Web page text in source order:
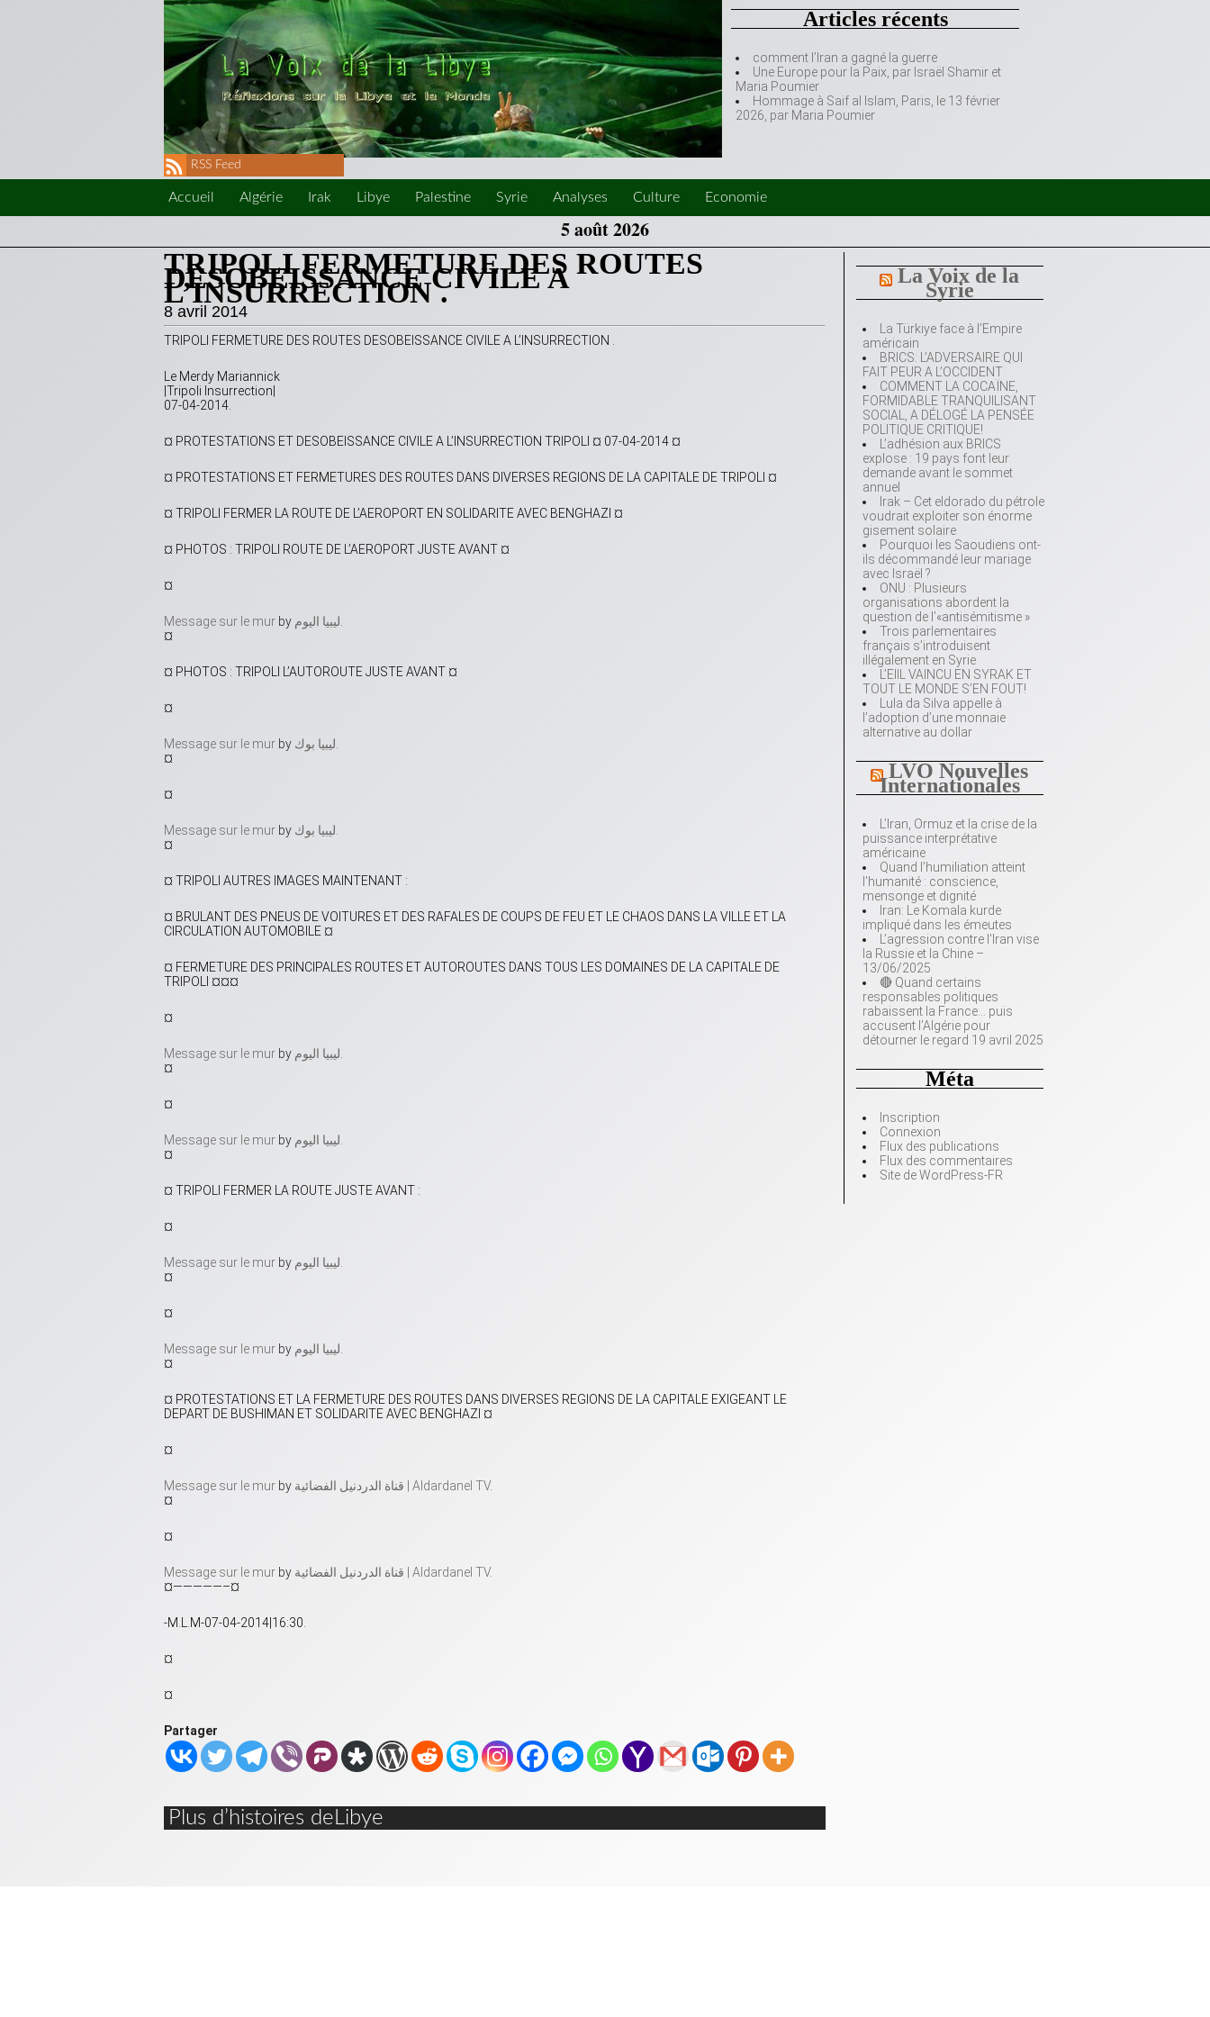
Articles récents
comment l’Iran a gagné la guerre
Une Europe pour la Paix, par Israël Shamir et
Maria Poumier
Hommage à Saif al Islam, Paris, le 13 février
2026, par Maria Poumier
RSS Feed
Accueil Algérie Irak Libye Palestine Syrie Analyses Culture Economie
5 août 2026
La Voix de la
Syrie
La Türkiye face à l’Empire
américain
BRICS: L’ADVERSAIRE QUI
FAIT PEUR A L’OCCIDENT
COMMENT LA COCAÏNE,
FORMIDABLE TRANQUILISANT
SOCIAL, A DÉLOGÉ LA PENSÉE
POLITIQUE CRITIQUE!
L’adhésion aux BRICS
explose : 19 pays font leur
demande avant le sommet
annuel
Irak – Cet eldorado du pétrole
voudrait exploiter son énorme
gisement solaire
Pourquoi les Saoudiens ont-
ils décommandé leur mariage
avec Israël ?
ONU : Plusieurs
organisations abordent la
question de l’«antisémitisme »
Trois parlementaires
français s’introduisent
illégalement en Syrie
L’EIIL VAINCU EN SYRAK ET
TOUT LE MONDE S’EN FOUT!
Lula da Silva appelle à
l’adoption d’une monnaie
alternative au dollar
LVO Nouvelles
Internationales
L’Iran, Ormuz et la crise de la
puissance interprétative
américaine
Quand l’humiliation atteint
l’humanité : conscience,
mensonge et dignité
Iran: Le Komala kurde
impliqué dans les émeutes
L’agression contre l’Iran vise
la Russie et la Chine –
13/06/2025
🔴 Quand certains
responsables politiques
rabaissent la France… puis
accusent l’Algérie pour
détourner le regard 19 avril 2025
Méta
Inscription
Connexion
Flux des publications
Flux des commentaires
Site de WordPress-FR
TRIPOLI FERMETURE DES ROUTES
DESOBEISSANCE CIVILE A
L’INSURRECTION .
8 avril 2014
TRIPOLI FERMETURE DES ROUTES DESOBEISSANCE CIVILE A L’INSURRECTION .
Le Merdy Mariannick
|Tripoli Insurrection|
07-04-2014.
¤ PROTESTATIONS ET DESOBEISSANCE CIVILE A L’INSURRECTION TRIPOLI ¤ 07-04-2014 ¤
¤ PROTESTATIONS ET FERMETURES DES ROUTES DANS DIVERSES REGIONS DE LA CAPITALE DE TRIPOLI ¤
¤ TRIPOLI FERMER LA ROUTE DE L’AEROPORT EN SOLIDARITE AVEC BENGHAZI ¤
¤ PHOTOS : TRIPOLI ROUTE DE L’AEROPORT JUSTE AVANT ¤
¤
Message sur le mur by ‎ ليبيا اليوم‎.
¤
¤ PHOTOS : TRIPOLI L’AUTOROUTE JUSTE AVANT ¤
¤
Message sur le mur by ‎ ليبيا بوك‎.
¤
¤
Message sur le mur by ‎ ليبيا بوك‎.
¤
¤ TRIPOLI AUTRES IMAGES MAINTENANT :
¤ BRULANT DES PNEUS DE VOITURES ET DES RAFALES DE COUPS DE FEU ET LE CHAOS DANS LA VILLE ET LA
CIRCULATION AUTOMOBILE ¤
¤ FERMETURE DES PRINCIPALES ROUTES ET AUTOROUTES DANS TOUS LES DOMAINES DE LA CAPITALE DE
TRIPOLI ¤¤¤
¤
Message sur le mur by ‎ ليبيا اليوم‎.
¤
¤
Message sur le mur by ‎ ليبيا اليوم‎.
¤
¤ TRIPOLI FERMER LA ROUTE JUSTE AVANT :
¤
Message sur le mur by ‎ ليبيا اليوم‎.
¤
¤
Message sur le mur by ‎ ليبيا اليوم‎.
¤
¤ PROTESTATIONS ET LA FERMETURE DES ROUTES DANS DIVERSES REGIONS DE LA CAPITALE EXIGEANT LE
DEPART DE BUSHIMAN ET SOLIDARITE AVEC BENGHAZI ¤
¤
Message sur le mur by ‎ قناة الدردنيل الفضائية | Aldardanel TV‎.
¤
¤
Message sur le mur by ‎ قناة الدردنيل الفضائية | Aldardanel TV‎.
¤—————–¤
-M.L.M-07-04-2014|16:30.
¤
¤
Partager
Plus d’histoires deLibye